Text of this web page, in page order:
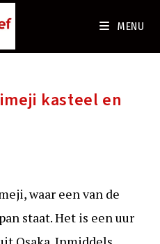
MENU
kasteel en
waar een van de
staat. Het is een uur